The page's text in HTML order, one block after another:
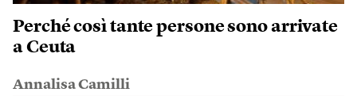
Perché così tante persone sono arrivate
a Ceuta
Annalisa Camilli